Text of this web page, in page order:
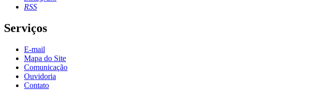
RSS
Serviços
E-mail
Mapa do Site
Comunicação
Ouvidoria
Contato